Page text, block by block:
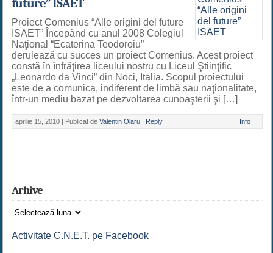
future” ISAET
Proiect Comenius “Alle origini del future
ISAET” Începând cu anul 2008 Colegiul
Naţional “Ecaterina Teodoroiu”
derulează cu succes un proiect Comenius. Acest proiect
constă în înfrăţirea liceului nostru cu Liceul Ştiinţific
„Leonardo da Vinci” din Noci, Italia. Scopul proiectului
este de a comunica, indiferent de limbă sau naţionalitate,
într-un mediu bazat pe dezvoltarea cunoaşterii şi […]
aprilie 15, 2010 | Publicat de Valentin Olaru | Reply Info
Arhive
Arhive
Activitate C.N.E.T. pe Facebook